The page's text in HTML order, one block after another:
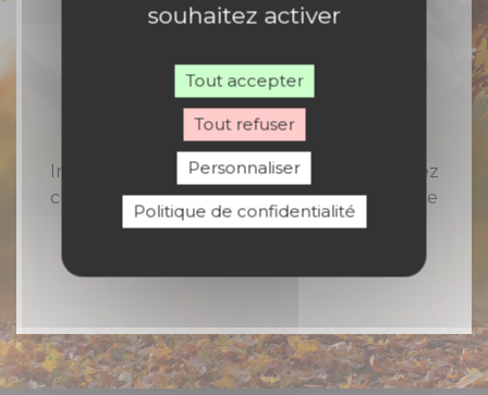
Rejoignez-nous
Inscrivez-vous à notre newsletter et recevez
chaque semaine toute l'actualité catholique
en Nord Franche-Comté
souhaitez activer
Tout accepter
Tout refuser
Personnaliser
Politique de confidentialité